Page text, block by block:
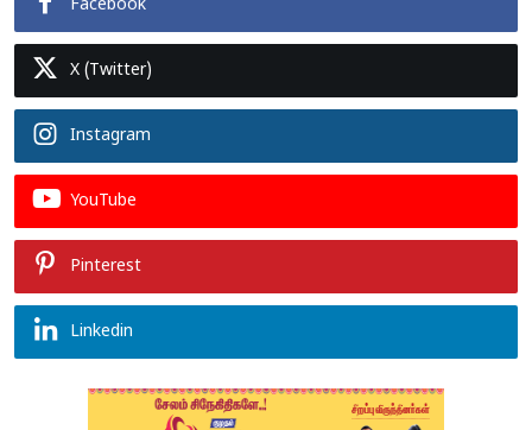
Facebook
X (Twitter)
Instagram
YouTube
Pinterest
Linkedin